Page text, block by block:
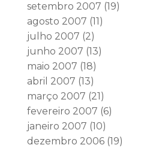
setembro 2007 (19)
agosto 2007 (11)
julho 2007 (2)
junho 2007 (13)
maio 2007 (18)
abril 2007 (13)
março 2007 (21)
fevereiro 2007 (6)
janeiro 2007 (10)
dezembro 2006(19)